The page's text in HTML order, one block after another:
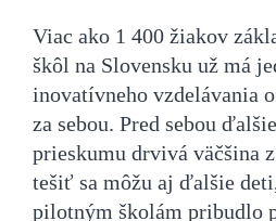
Viac ako 1 400 žiakov
škôl na Slovensku už má
inovatívneho vzdelávania
za sebou. Pred sebou
prieskumu drvivá väčšina
tešiť sa môžu aj ďalšie
pilotným školám pribudlo